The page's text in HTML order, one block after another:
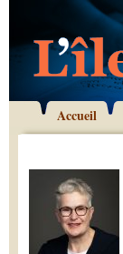
Accueil